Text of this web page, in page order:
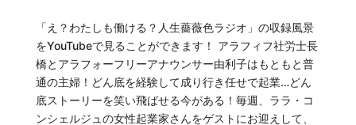
「え？わたしも働ける？人生薔薇色ラジオ」の収録風景
をYouTubeで見ることができます！ アラフィフ社労士長
橋とアラフォーフリーアナウンサー由利子はもともと普
通の主婦！どん底を経験して成り行き任せで起業…どん
底ストーリーを笑い飛ばせる今がある！毎週、ララ・コ
ンシェルジュの女性起業家さんをゲストにお迎えして、